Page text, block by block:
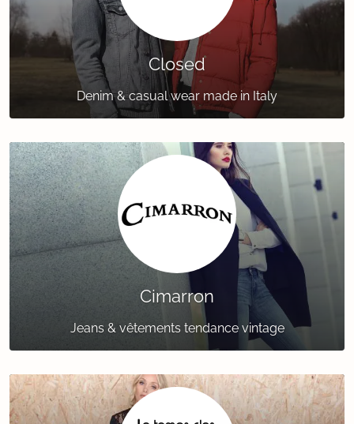
Closed
Denim & casual wear made in Italy
Cimarron
Jeans & vêtements tendance vintage